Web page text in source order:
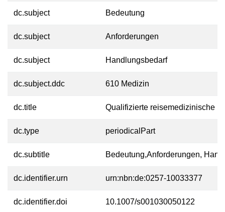
dc.subject Bedeutung
dc.subject Anforderungen
dc.subject Handlungsbedarf
dc.subject.ddc 610 Medizin
dc.title Qualifizierte reisemedizinische
dc.type periodicalPart
dc.subtitle Bedeutung,Anforderungen,
dc.identifier.urn urn:nbn:de:0257-10033377
dc.identifier.doi 10.1007/s001030050122